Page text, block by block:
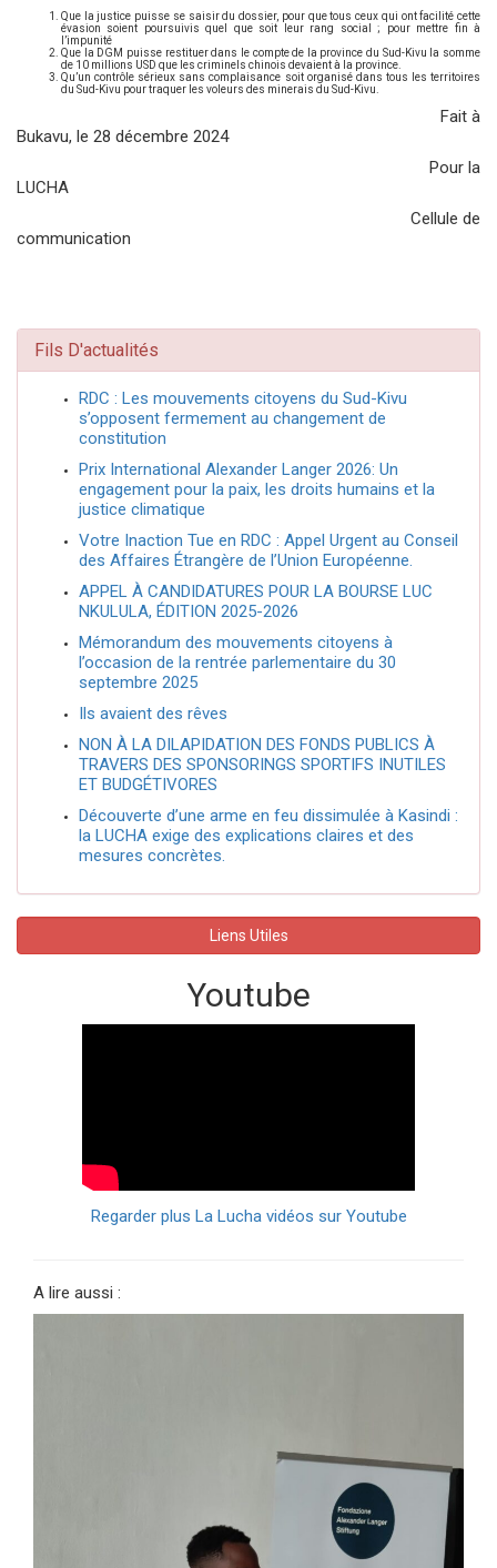
Que la justice puisse se saisir du dossier, pour que tous ceux qui ont facilité cette
évasion soient poursuivis quel que soit leur rang social ; pour mettre fin à
l’impunité
Que la DGM puisse restituer dans le compte de la province du Sud-Kivu la somme
de 10 millions USD que les criminels chinois devaient à la province.
Qu’un contrôle sérieux sans complaisance soit organisé dans tous les territoires
du Sud-Kivu pour traquer les voleurs des minerais du Sud-Kivu.
Fait à
Bukavu, le 28 décembre 2024
Pour la
LUCHA
Cellule de
communication
Fils D'actualités
RDC : Les mouvements citoyens du Sud-Kivu
s’opposent fermement au changement de
constitution
Prix International Alexander Langer 2026: Un
engagement pour la paix, les droits humains et la
justice climatique
Votre Inaction Tue en RDC : Appel Urgent au Conseil
des Affaires Étrangère de l’Union Européenne.
APPEL À CANDIDATURES POUR LA BOURSE LUC
NKULULA, ÉDITION 2025-2026
Mémorandum des mouvements citoyens à
l’occasion de la rentrée parlementaire du 30
septembre 2025
Ils avaient des rêves
NON À LA DILAPIDATION DES FONDS PUBLICS À
TRAVERS DES SPONSORINGS SPORTIFS INUTILES
ET BUDGÉTIVORES
Découverte d’une arme en feu dissimulée à Kasindi :
la LUCHA exige des explications claires et des
mesures concrètes.
Liens Utiles
Youtube
Regarder plus La Lucha vidéos sur Youtube
A lire aussi :